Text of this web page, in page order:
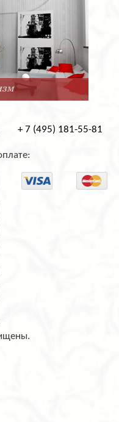
+ 7 (495) 181-55-81